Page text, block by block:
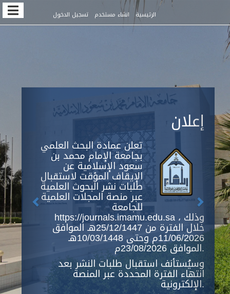
Quick
jump
to
page
content
Navigation
Main
الرئيسية انشاء مستخدم تسجيل الدخول
إعلان
تعلن عمادة البحث العلمي
بجامعة الإمام محمد بن
سعود الإسلامية عن
الإيقاف المؤقت لاستقبال
طلبات نشر البحوث العلمية
عبر منصة المجلات العلمية
للجامعة
https://journals.imamu.edu.sa ، وذلك
خلال الفترة من 25/12/1447هـ الموافق
11/06/2026م وحتى 10/03/1448هـ
الموافق 23/08/2026م.
وسيُستأنف استقبال طلبات النشر بعد
انتهاء الفترة المحددة عبر المنصة
الإلكترونية.
Next